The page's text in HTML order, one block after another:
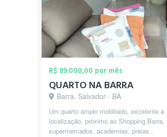
R$ 89.000,00 por mês
QUARTO NA BARRA
Barra, Salvador - BA
Um quarto amplo mobiliado, excelente a
localização, próximo ao Shopping Barra,
supermercados, academias, praias..